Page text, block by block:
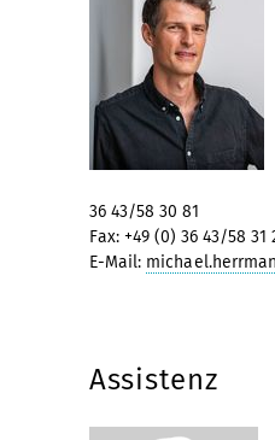
36 43/58 30 81
Fax: +49 (0) 36 43/58 31
E-Mail:
Assistenz